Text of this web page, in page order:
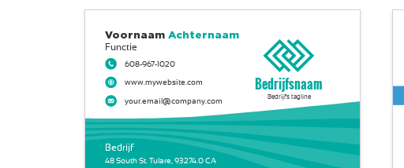
48 South St. Tulare, 93274.0 CA
Bedrijf
608-967-1020
www.mywebsite.com
your.email@company.com
Functie
Voornaam Achternaam
Bedrijfsnaam
Bedrijfs tagline